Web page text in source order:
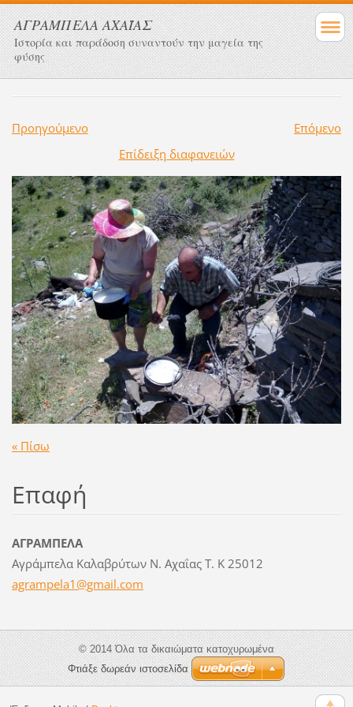
ΑΓΡΑΜΠΕΛΑ ΑΧΑΪΑΣ
Ιστορία και παράδοση συναντούν την μαγεία της
φύσης
Προηγούμενο
Επόμενο
Επίδειξη διαφανειών
« Πίσω
Επαφή
ΑΓΡΑΜΠΕΛΑ
Αγράμπελα Καλαβρύτων Ν. Αχαΐας Τ. Κ 25012
agrampela1@gmail.com
© 2014 Όλα τα δικαιώματα κατοχυρωμένα
Φτιάξε δωρεάν ιστοσελίδα